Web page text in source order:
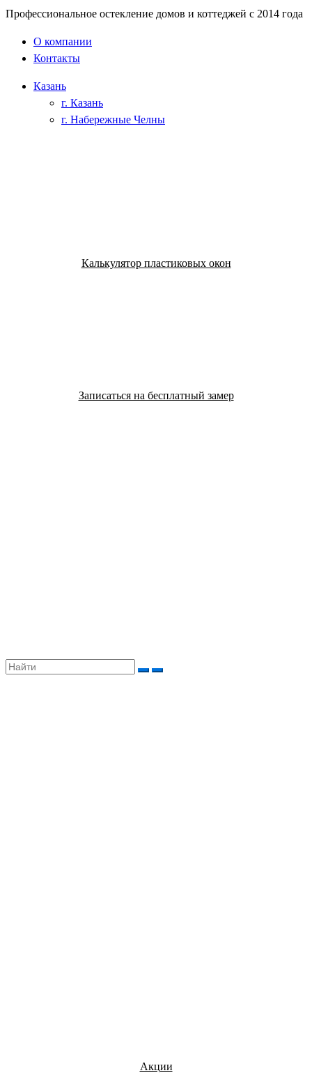
Профессиональное остекление домов и коттеджей с 2014 года
О компании
Контакты
Казань
г. Казань
г. Набережные Челны
Калькулятор пластиковых окон
Записаться на бесплатный замер
Акции